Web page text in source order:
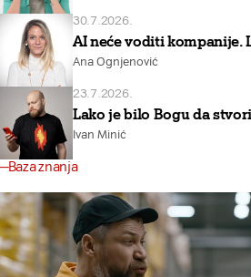
30.7.2026.
AI neće voditi kompanije.
Ana Ognjenović
23.7.2026.
Lako je bilo Bogu da
Ivan Minić
Baza znanja